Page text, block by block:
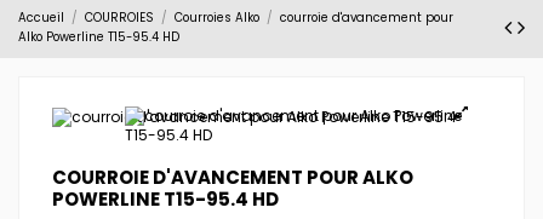
Accueil COURROIES Courroies Alko
courroie d'avancement pour
Alko Powerline T15-95.4 HD
COURROIE D'AVANCEMENT POUR ALKO
POWERLINE T15-95.4 HD